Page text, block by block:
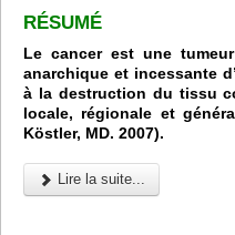
RÉSUMÉ
Le cancer est une
anarchique et incessante
à la destruction du tissu
locale, régionale et
Köstler, MD. 2007).
Lire la suite...